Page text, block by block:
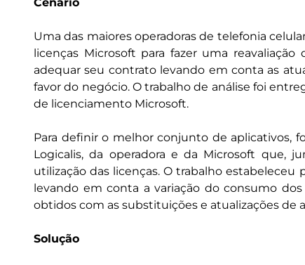
Uma das maiores operadoras de telefonia
licenças Microsoft para fazer uma
adequar seu contrato levando em conta as
favor do negócio. O trabalho de análise foi
de licenciamento Microsoft.
Para definir o melhor conjunto de aplicativos,
Logicalis, da operadora e da Microsoft que,
utilização das licenças. O trabalho
levando em conta a variação do consumo
obtidos com as substituições e atualizações de
Solução